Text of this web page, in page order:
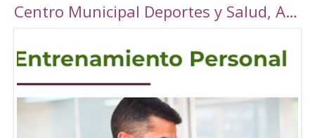
con una cuidada ambientación navideña. El
Ayuntamiento pasarán ser un parque navideño
donde se colocará un tobogán de hielo
artificial y un tiovivo, acompañados de un
alumbrado navideño digno de la hermosura de
nuestra localidad junto a puestos de castañas,
Centro Municipal Deportes y Salud, Alcalá la Real